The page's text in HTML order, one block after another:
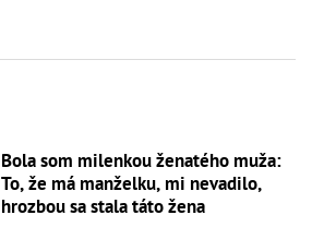
Bola som milenkou ženatého muža:
To, že má manželku, mi nevadilo,
hrozbou sa stala táto žena